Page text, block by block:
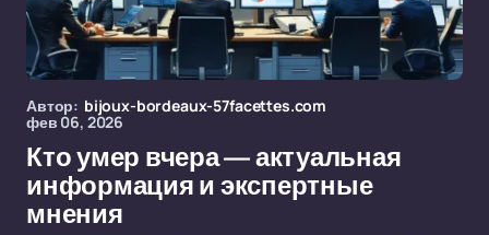
Автор: bijoux-bordeaux-57facettes.com
фев 06, 2026
Кто умер вчера — актуальная
информация и экспертные
мнения